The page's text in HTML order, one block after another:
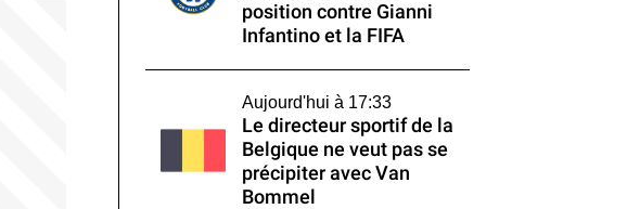
position contre Gianni
Infantino et la FIFA
Aujourd'hui à 17:33
Le directeur sportif de la
Belgique ne veut pas se
précipiter avec Van
Bommel